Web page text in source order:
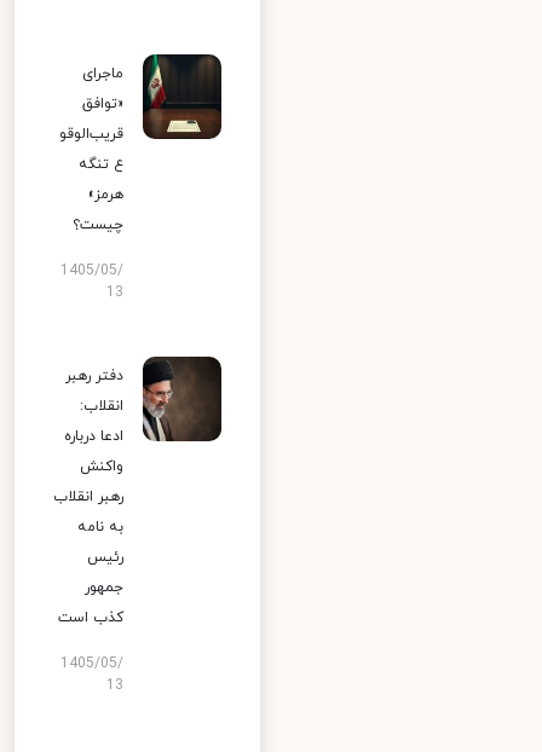
ماجرای
«توافق
قریب‌الوقو
ع تنگه
هرمز»
چیست؟
1405/05/
13
دفتر رهبر
انقلاب:
ادعا درباره
واکنش
رهبر انقلاب
به نامه
رئیس
جمهور
کذب است
1405/05/
13